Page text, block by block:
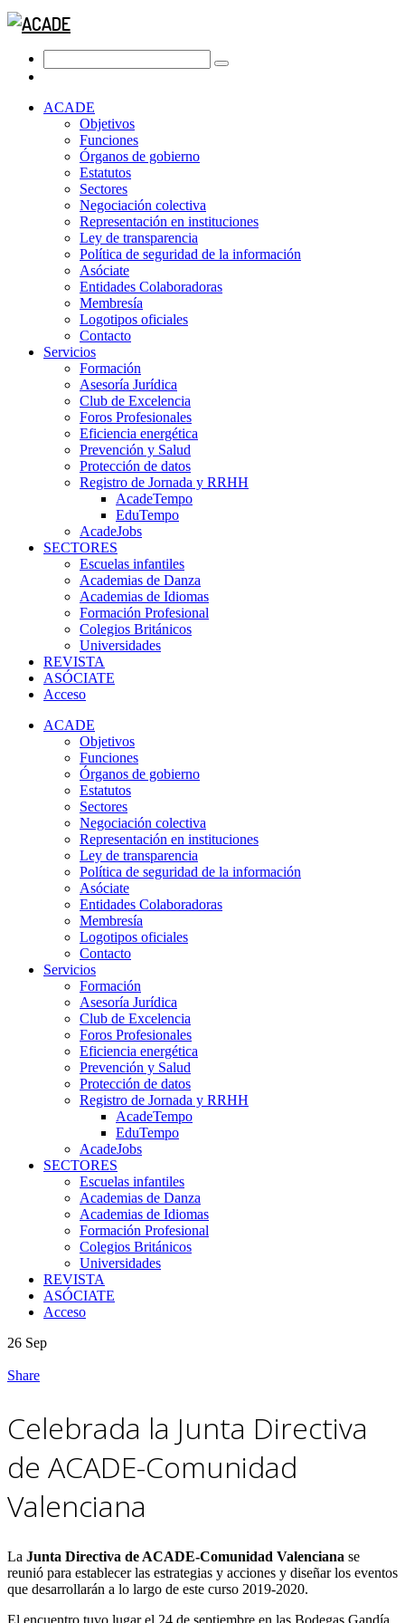
ACADE
Objetivos
Funciones
Órganos de gobierno
Estatutos
Sectores
Negociación colectiva
Representación en instituciones
Ley de transparencia
Política de seguridad de la información
Asóciate
Entidades Colaboradoras
Membresía
Logotipos oficiales
Contacto
Servicios
Formación
Asesoría Jurídica
Club de Excelencia
Foros Profesionales
Eficiencia energética
Prevención y Salud
Protección de datos
Registro de Jornada y RRHH
AcadeTempo
EduTempo
AcadeJobs
SECTORES
Escuelas infantiles
Academias de Danza
Academias de Idiomas
Formación Profesional
Colegios Británicos
Universidades
REVISTA
ASÓCIATE
Acceso
ACADE
Objetivos
Funciones
Órganos de gobierno
Estatutos
Sectores
Negociación colectiva
Representación en instituciones
Ley de transparencia
Política de seguridad de la información
Asóciate
Entidades Colaboradoras
Membresía
Logotipos oficiales
Contacto
Servicios
Formación
Asesoría Jurídica
Club de Excelencia
Foros Profesionales
Eficiencia energética
Prevención y Salud
Protección de datos
Registro de Jornada y RRHH
AcadeTempo
EduTempo
AcadeJobs
SECTORES
Escuelas infantiles
Academias de Danza
Academias de Idiomas
Formación Profesional
Colegios Británicos
Universidades
REVISTA
ASÓCIATE
Acceso
26 Sep
Share
Celebrada la Junta Directiva
de ACADE-Comunidad
Valenciana
La Junta Directiva de ACADE-Comunidad Valenciana se
reunió para establecer las estrategias y acciones y diseñar los eventos
que desarrollarán a lo largo de este curso 2019-2020.